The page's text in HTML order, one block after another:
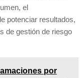
el
potenciar resultados,
de gestión de riesgo
por